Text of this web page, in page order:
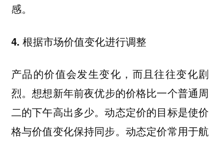
感。
4. 根据市场价值变化进行调整
产品的价值会发生变化，而且往往变化剧
烈。想想新年前夜优步的价格比一个普通周
二的下午高出多少。动态定价的目标是使价
格与价值变化保持同步。动态定价常用于航